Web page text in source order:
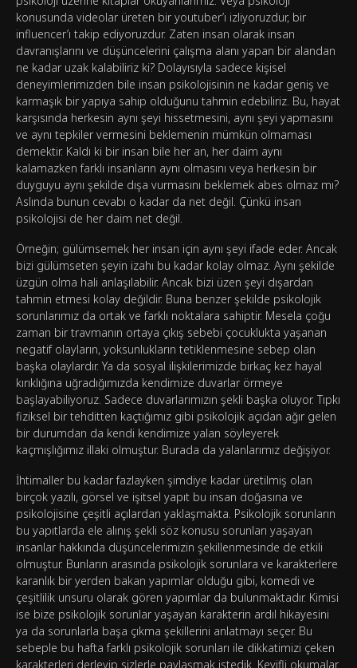
konusunda videolar üreten bir youtuber’ı izliyoruzdur, bir
influencer’ı takip ediyoruzdur. Zaten insan olarak insan
davranışlarını ve düşüncelerini çalışma alanı yapan bir alandan
ne kadar uzak kalabiliriz ki? Dolayısıyla sadece kişisel
deneyimlerimizden bile insan psikolojisinin ne kadar geniş ve
karmaşık bir yapıya sahip olduğunu tahmin edebiliriz. Bu, hayat
karşısında herkesin aynı şeyi hissetmesini, aynı şeyi yapmasını
ve aynı tepkiler vermesini beklemenin mümkün olmaması
demektir. Kaldı ki bir insan bile her an, her daim aynı
kalamazken farklı insanların aynı olmasını veya herkesin bir
duyguyu aynı şekilde dışa vurmasını beklemek abes olmaz mı?
Aslında bunun cevabı o kadar da net değil. Çünkü insan
psikolojisi de her daim net değil.
Örneğin; gülümsemek her insan için aynı şeyi ifade eder. Ancak
bizi gülümseten şeyin izahı bu kadar kolay olmaz. Aynı şekilde
üzgün olma hali anlaşılabilir. Ancak bizi üzen şeyi dışardan
tahmin etmesi kolay değildir. Buna benzer şekilde psikolojik
sorunlarımız da ortak ve farklı noktalara sahiptir. Mesela çoğu
zaman bir travmanın ortaya çıkış sebebi çocuklukta yaşanan
negatif olayların, yoksunlukların tetiklenmesine sebep olan
başka olaylardır. Ya da sosyal ilişkilerimizde birkaç kez hayal
kırıklığına uğradığımızda kendimize duvarlar örmeye
başlayabiliyoruz. Sadece duvarlarımızın şekli başka oluyor. Tıpkı
fiziksel bir tehditten kaçtığımız gibi psikolojik açıdan ağır gelen
bir durumdan da kendi kendimize yalan söyleyerek
kaçmışlığımız illaki olmuştur. Burada da yalanlarımız değişiyor.
İhtimaller bu kadar fazlayken şimdiye kadar üretilmiş olan
birçok yazılı, görsel ve işitsel yapıt bu insan doğasına ve
psikolojisine çeşitli açılardan yaklaşmakta. Psikolojik sorunların
bu yapıtlarda ele alınış şekli söz konusu sorunları yaşayan
insanlar hakkında düşüncelerimizin şekillenmesinde de etkili
olmuştur. Bunların arasında psikolojik sorunlara ve karakterlere
karanlık bir yerden bakan yapımlar olduğu gibi, komedi ve
çeşitlilik unsuru olarak gören yapımlar da bulunmaktadır. Kimisi
ise bize psikolojik sorunlar yaşayan karakterin ardıl hikayesini
ya da sorunlarla başa çıkma şekillerini anlatmayı seçer. Bu
sebeple bu hafta farklı psikolojik sorunları ile dikkatimizi çeken
karakterleri derleyip sizlerle paylaşmak istedik. Keyifli okumalar